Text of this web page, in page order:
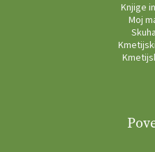
Knjige
Moj